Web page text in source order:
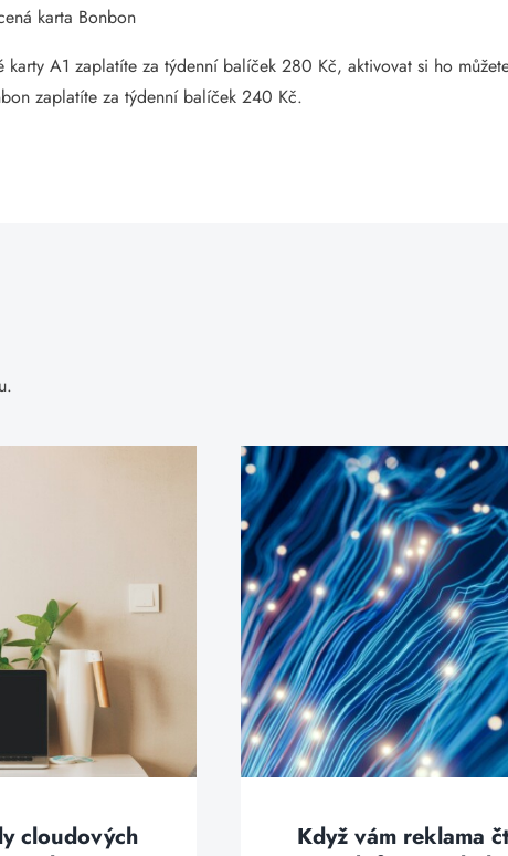
karta Bonbon
karty A1 zaplatíte za týdenní balíček 280 Kč, aktivovat si ho
zaplatíte za týdenní balíček 240 Kč.
cloudových
Když vám reklama